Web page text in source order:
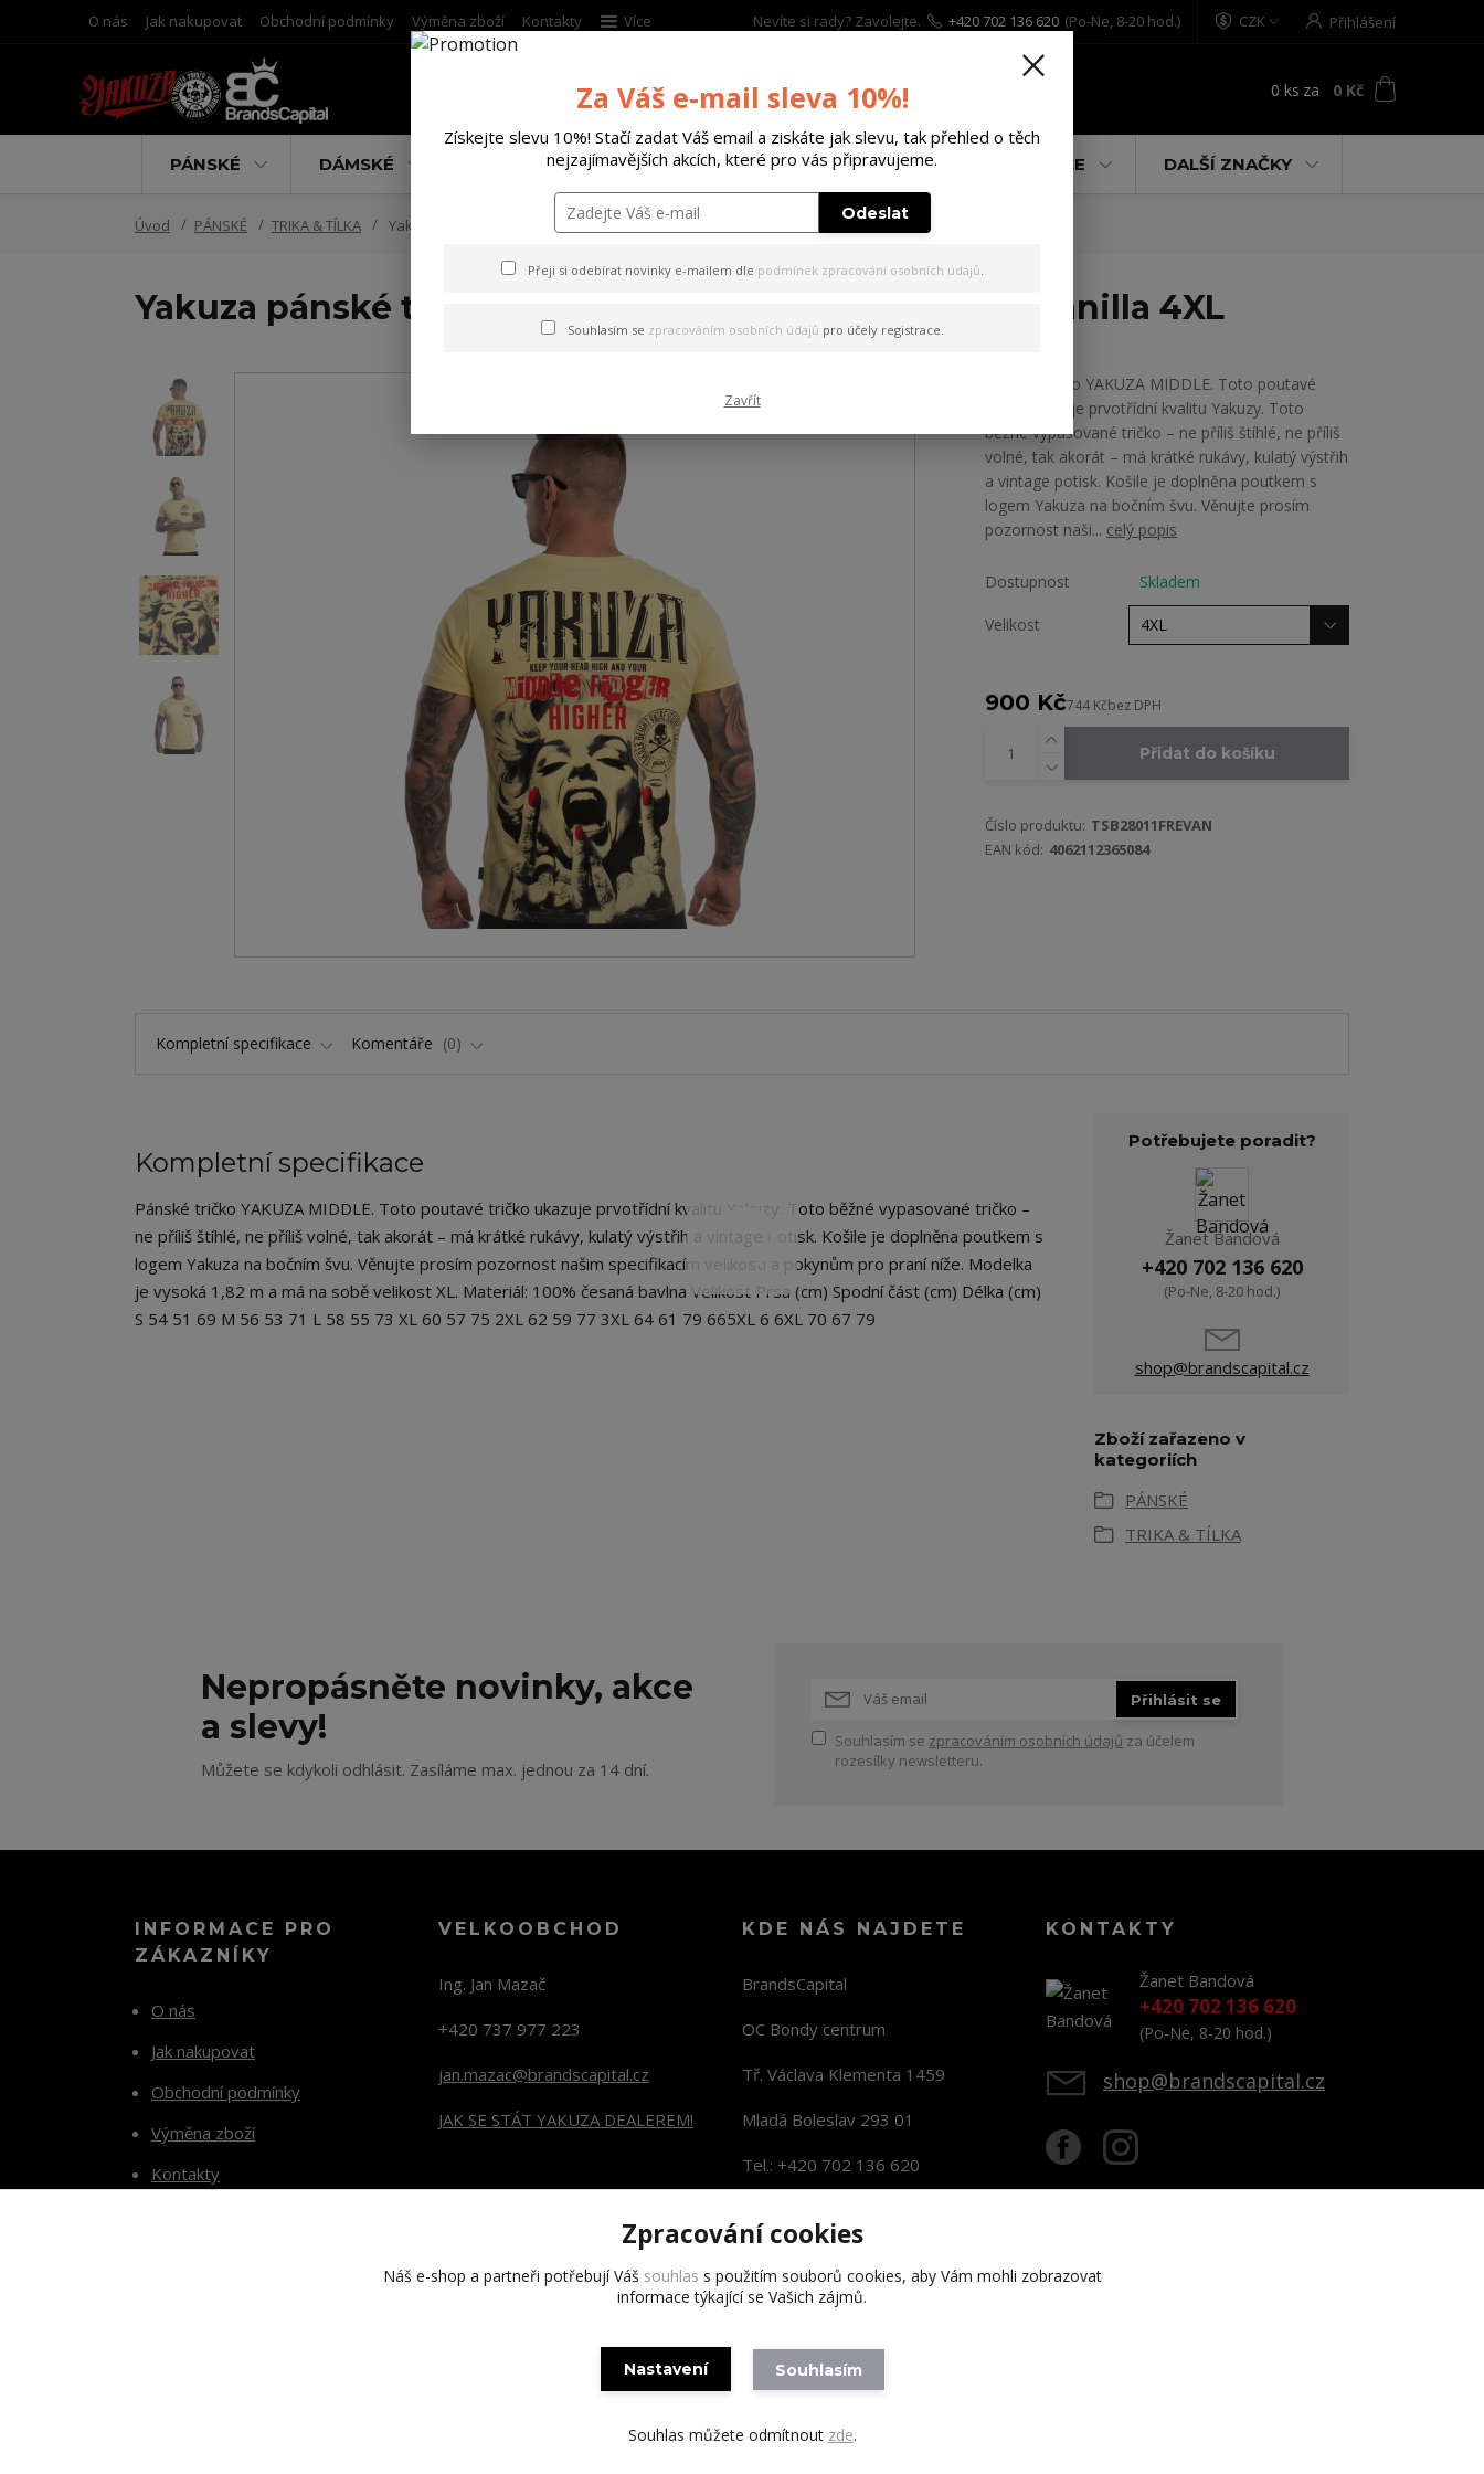
O nás Jak nakupovat Obchodní podmínky Výměna zboží Kontakty Více CZK Přihlášení
Nevíte si rady? Zavolejte. +420 702 136 620 (Po-Ne, 8-20 hod.)
0 ks za 0 Kč
PÁNSKÉ DÁMSKÉ DOPLŇKY DÁRKOVÉ POUKAZY % AKCE DALŠÍ ZNAČKY
Úvod PÁNSKÉ TRIKA & TÍLKA Yakuza pánské tričko Middle Regular T-Shirt french/vanilla 4XL
Yakuza pánské tričko Middle Regular T-Shirt french/vanilla 4XL
Pánské tričko YAKUZA MIDDLE. Toto poutavé
tričko ukazuje prvotřídní kvalitu Yakuzy. Toto
běžné vypasované tričko – ne příliš štíhlé, ne příliš
volné, tak akorát – má krátké rukávy, kulatý výstřih
a vintage potisk. Košile je doplněna poutkem s
logem Yakuza na bočním švu. Věnujte prosím
pozornost naši... celý popis
Dostupnost Skladem
Velikost
900 Kč744 Kčbez DPH
Přidat do košíku
Číslo produktu: TSB28011FREVAN
EAN kód: 4062112365084
Kompletní specifikace Komentáře 0
Kompletní specifikace
Pánské tričko YAKUZA MIDDLE. Toto poutavé tričko ukazuje prvotřídní kvalitu Yakuzy. Toto běžné vypasované tričko –
ne příliš štíhlé, ne příliš volné, tak akorát – má krátké rukávy, kulatý výstřih a vintage potisk. Košile je doplněna poutkem s
logem Yakuza na bočním švu. Věnujte prosím pozornost našim specifikacím velikosti a pokynům pro praní níže. Modelka
je vysoká 1,82 m a má na sobě velikost XL. Materiál: 100% česaná bavlna Velikost Prsa (cm) Spodní část (cm) Délka (cm)
S 54 51 69 M 56 53 71 L 58 55 73 XL 60 57 75 2XL 62 59 77 3XL 64 61 79 665XL 6 6XL 70 67 79
Potřebujete poradit?
Žanet Bandová
+420 702 136 620
(Po-Ne, 8-20 hod.)
shop@brandscapital.cz
Zboží zařazeno v
kategoriích
PÁNSKÉ
TRIKA & TÍLKA
Nepropásněte novinky, akce
a slevy!
Můžete se kdykoli odhlásit. Zasíláme max. jednou za 14 dní.
Přihlásit se
Souhlasím se zpracováním osobních údajů za účelem
rozesílky newsletteru.
INFORMACE PRO
ZÁKAZNÍKY
O nás
Jak nakupovat
Obchodní podmínky
Výměna zboží
Kontakty
VELKOOBCHOD
Ing. Jan Mazač
+420 737 977 223
jan.mazac@brandscapital.cz
JAK SE STÁT YAKUZA DEALEREM!
KDE NÁS NAJDETE
BrandsCapital
OC Bondy centrum
Tř. Václava Klementa 1459
Mladá Boleslav 293 01
Tel.: +420 702 136 620
KONTAKTY
Žanet Bandová
+420 702 136 620
(Po-Ne, 8-20 hod.)
shop@brandscapital.cz
Copyright 2020 BrandsCapital s.r.o.
Za Váš e-mail sleva 10%!
Získejte slevu 10%! Stačí zadat Váš email a ziskáte jak slevu, tak přehled o těch
nejzajímavějších akcích, které pro vás připravujeme.
Odeslat
Přeji si odebírat novinky e-mailem dle podmínek zpracování osobních údajů.
Souhlasím se zpracováním osobních údajů pro účely registrace.
Zavřít
Zpracování cookies
Náš e-shop a partneři potřebují Váš souhlas s použitím souborů cookies, aby Vám mohli zobrazovat
informace týkající se Vašich zájmů.
Nastavení Souhlasím
Souhlas můžete odmítnout zde.